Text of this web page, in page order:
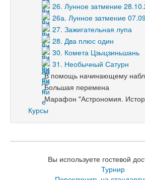
26. Лунное затмение
26а. Лунное затмение
27. Зажигательная лупа
28. Два плюс один
30. Комета Цзыцзиньшань
31. Необычный Сатурн
В помощь начинающему
Большая перемена
Марафон "Астрономия.
Курсы
Вы используете гостевой
Турнир